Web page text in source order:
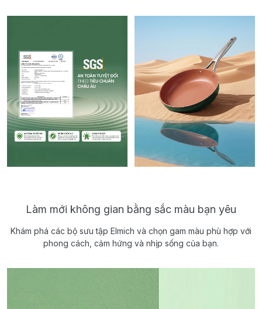
Làm mới không gian bằng sắc màu bạn yêu
Khám phá các bộ sưu tập Elmich và chọn gam màu phù hợp với
phong cách, cảm hứng và nhịp sống của bạn.